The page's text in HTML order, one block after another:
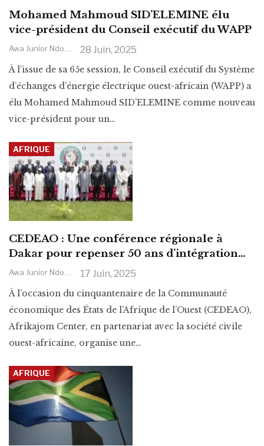
Mohamed Mahmoud SID’ELEMINE élu
vice-président du Conseil exécutif du WAPP
28 Juin, 2025
À l’issue de sa 65e session, le Conseil exécutif du Système
d’échanges d’énergie électrique ouest-africain (WAPP) a
élu Mohamed Mahmoud SID’ELEMINE comme nouveau
vice-président pour un…
AFRIQUE
CEDEAO : Une conférence régionale à
Dakar pour repenser 50 ans d’intégration…
Awa Junior Ndoye 17 Juin, 2025
À l’occasion du cinquantenaire de la Communauté
économique des États de l’Afrique de l’Ouest (CEDEAO),
Afrikajom Center, en partenariat avec la société civile
ouest-africaine, organise une…
AFRIQUE